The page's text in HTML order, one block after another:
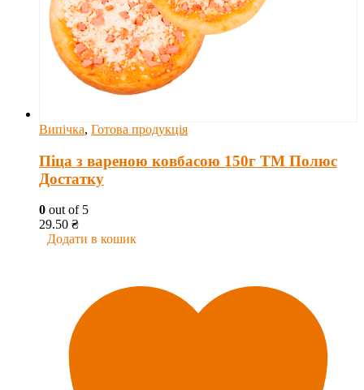
Випічка, Готова продукція
Піца з вареною ковбасою 150г ТМ Полюс
Достатку
0 out of 5
29.50 ₴
Додати в кошик